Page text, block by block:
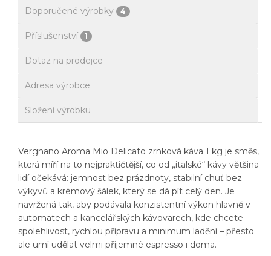
Doporučené výrobky 4
Příslušenství 1
Dotaz na prodejce
Adresa výrobce
Složení výrobku
Vergnano Aroma Mio Delicato zrnková káva 1 kg je směs,
která míří na to nejpraktičtější, co od „italské“ kávy většina
lidí očekává: jemnost bez prázdnoty, stabilní chuť bez
výkyvů a krémový šálek, který se dá pít celý den. Je
navržená tak, aby podávala konzistentní výkon hlavně v
automatech a kancelářských kávovarech, kde chcete
spolehlivost, rychlou přípravu a minimum ladění – přesto
ale umí udělat velmi příjemné espresso i doma.